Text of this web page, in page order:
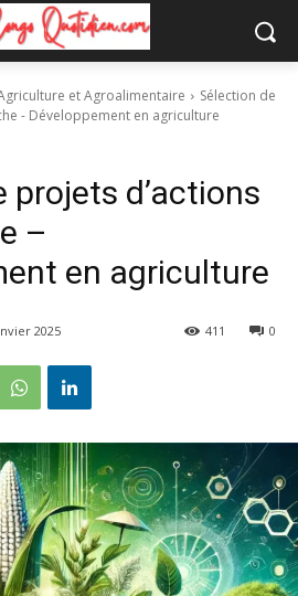
et Agroalimentaire
Sélection de
- Développement en agriculture
projets d’actions
–
en agriculture
2025 0
411